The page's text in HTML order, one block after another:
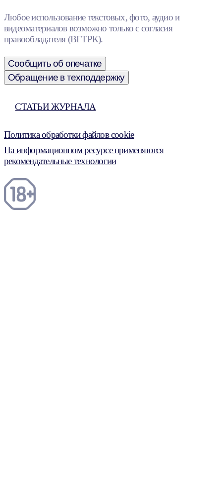
Любое использование текстовых, фото, аудио и
видеоматериалов возможно только с согласия
правообладателя (ВГТРК).
Сообщить об опечатке
Обращение в техподдержку
СТАТЬИ ЖУРНАЛА
Политика обработки файлов cookie
На информационном ресурсе применяются
рекомендательные технологии